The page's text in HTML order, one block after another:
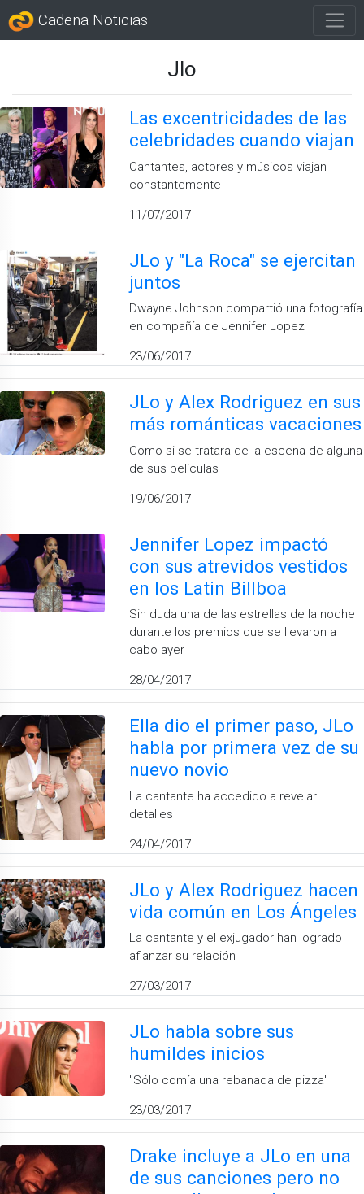
Cadena Noticias
Jlo
Las excentricidades de las
celebridades cuando viajan
Cantantes, actores y músicos viajan
constantemente
11/07/2017
JLo y "La Roca" se ejercitan
juntos
Dwayne Johnson compartió una fotografía
en compañía de Jennifer Lopez
23/06/2017
JLo y Alex Rodriguez en sus
más románticas vacaciones
Como si se tratara de la escena de alguna
de sus películas
19/06/2017
Jennifer Lopez impactó
con sus atrevidos vestidos
en los Latin Billboa
Sin duda una de las estrellas de la noche
durante los premios que se llevaron a
cabo ayer
28/04/2017
Ella dio el primer paso, JLo
habla por primera vez de su
nuevo novio
La cantante ha accedido a revelar
detalles
24/04/2017
JLo y Alex Rodriguez hacen
vida común en Los Ángeles
La cantante y el exjugador han logrado
afianzar su relación
27/03/2017
JLo habla sobre sus
humildes inicios
"Sólo comía una rebanada de pizza"
23/03/2017
Drake incluye a JLo en una
de sus canciones pero no